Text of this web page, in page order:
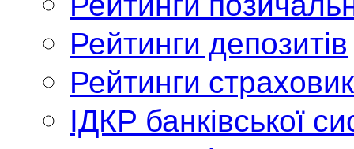
Рейтинги депозитів
Рейтинги
ІДКР банківської